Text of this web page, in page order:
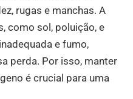
rugas e manchas. A
como sol, poluição, e
e fumo,
perda. Por isso, manter
é crucial para uma